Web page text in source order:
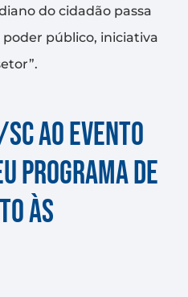
do cidadão passa
poder público, iniciativa
SC ao evento
programa de
às